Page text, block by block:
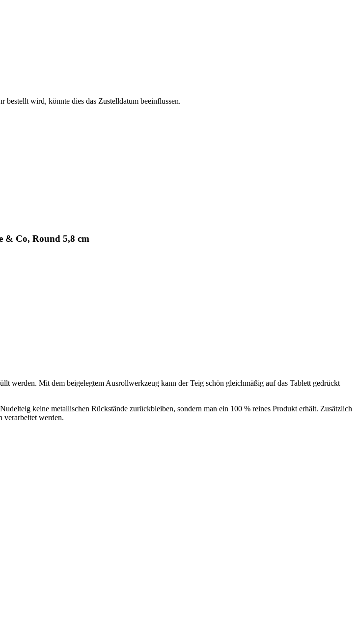
bestellt wird, könnte dies das Zustelldatum beeinflussen.
& Co, Round 5,8 cm
werden. Mit dem beigelegtem Ausrollwerkzeug kann der Teig schön gleichmäßig auf das Tablett gedrückt
keine metallischen Rückstände zurückbleiben, sondern man ein 100 % reines Produkt erhält. Zusätzlich
verarbeitet werden.